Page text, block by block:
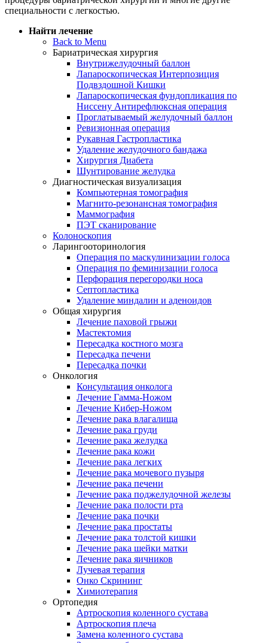
специальности с легкостью.
Найти лечение
Back to Menu
Бариатрическая хирургия
Внутрижелудочный баллон
Лапароскопическая Интерпозиция
Подвздошной Кишки
Лапароскопическая фундопликация по
Ниссену Антирефлюксная операция
Проглатываемый желудочный баллон
Ревизионная операция
Рукавная Гастропластика
Удаление желудочного бандажа
Хирургия Диабета
Шунтирование желудка
Диагностическая визуализация
Компьютерная томография
Магнито-резонансная томография
Маммография
ПЭТ сканирование
Колоноскопия
Ларингооторинология
Операция по маскулинизации голоса
Операция по феминизации голоса
Перфорация перегородки носа
Септопластика
Удаление миндалин и аденоидов
Общая хирургия
Лечение паховой грыжи
Мастектомия
Пересадка костного мозга
Пересадка печени
Пересадка почки
Онкология
Консультация онколога
Лечение Гамма-Ножом
Лечение Кибер-Ножом
Лечение рака влагалища
Лечение рака груди
Лечение рака желудка
Лечение рака кожи
Лечение рака легких
Лечение рака мочевого пузыря
Лечение рака печени
Лечение рака поджелудочной железы
Лечение рака полости рта
Лечение рака почки
Лечение рака простаты
Лечение рака толстой кишки
Лечение рака шейки матки
Лечение рака яичников
Лучевая терапия
Онко Скрининг
Химиотерапия
Ортопедия
Артроскопия коленного сустава
Артроскопия плеча
Замена коленного сустава